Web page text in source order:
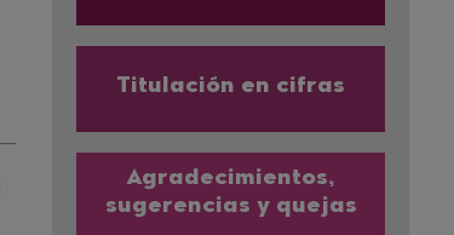
Titulación en cifras
Agradecimientos,
sugerencias y quejas